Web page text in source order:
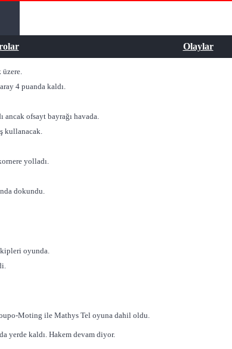
Olaylar
üzere.
4 puanda kaldı.
ofsayt bayrağı havada.
kullanacak.
yolladı.
dokundu.
oyunda.
Moting ile Mathys Tel oyuna dahil oldu.
yerde kaldı. Hakem devam diyor.